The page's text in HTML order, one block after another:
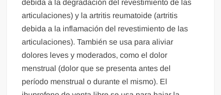
debida a la degradación del revestimiento de las
articulaciones) y la artritis reumatoide (artritis
debida a la inflamación del revestimiento de las
articulaciones). También se usa para aliviar
dolores leves y moderados, como el dolor
menstrual (dolor que se presenta antes del
período menstrual o durante el mismo). El